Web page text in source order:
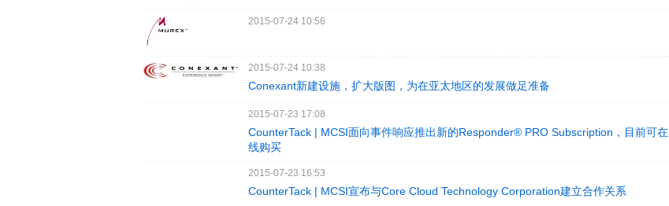
2015-07-24 10:56
2015-07-24 10:38
Conexant新建设施，扩大版图，为在亚太地区的发展做足准备
2015-07-23 17:08
CounterTack | MCSI面向事件响应推出新的Responder® PRO Subscription，目前可在
线购买
2015-07-23 16:53
CounterTack | MCSI宣布与Core Cloud Technology Corporation建立合作关系